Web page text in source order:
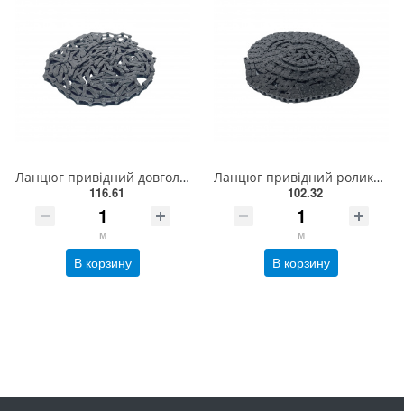
Ланцюг привідний довголанковий 2040 L = 5 м , ISO 208A Donghua
116.61
м
В корзину
Ланцюг привідний роликовий ПР-9,525-910, ISO 06B-1(5,01м)
102.32
м
В корзину